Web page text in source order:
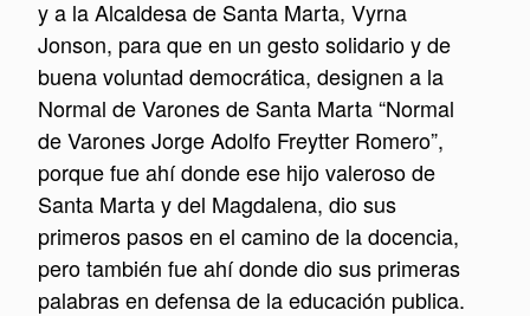
y a la Alcaldesa de Santa Marta, Vyrna
Jonson, para que en un gesto solidario y de
buena voluntad democrática, designen a la
Normal de Varones de Santa Marta “Normal
de Varones Jorge Adolfo Freytter Romero”,
porque fue ahí donde ese hijo valeroso de
Santa Marta y del Magdalena, dio sus
primeros pasos en el camino de la docencia,
pero también fue ahí donde dio sus primeras
palabras en defensa de la educación publica.